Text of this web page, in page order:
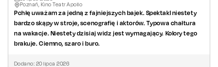
Poznań, Kino Teatr Apollo
Pchłę uważam za jedną z fajniejszych bajek. Spektakl niestety
bardzo skąpy w stroje, scenografię i aktorów. Typowa chałtura
na wakacje. Niestety dzisiaj widz jest wymagający. Kolory tego
brakuje. Ciemno, szaro i buro.
Dodano: 20lipca 2026